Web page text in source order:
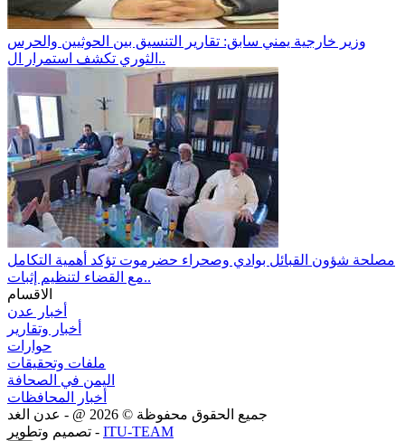
وزير خارجية يمني سابق: تقارير التنسيق بين الحوثيين والحرس
الثوري تكشف استمرار ال..
مصلحة شؤون القبائل بوادي وصحراء حضرموت تؤكد أهمية التكامل
مع القضاء لتنظيم إثبات..
الاقسام
أخبار عدن
أخبار وتقارير
حوارات
ملفات وتحقيقات
اليمن في الصحافة
أخبار المحافظات
جميع الحقوق محفوظة © 2026 @ - عدن الغد
تصميم وتطوير - ITU-TEAM